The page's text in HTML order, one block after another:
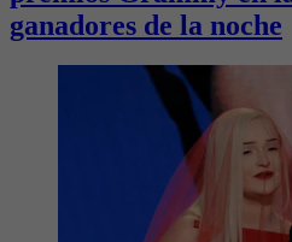
ganadores de la noche